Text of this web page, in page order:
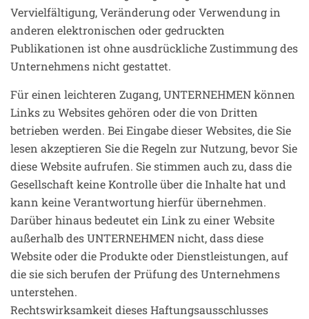
Vervielfältigung, Veränderung oder Verwendung in
anderen elektronischen oder gedruckten
Publikationen ist ohne ausdrückliche Zustimmung des
Unternehmens nicht gestattet.
Für einen leichteren Zugang, UNTERNEHMEN können
Links zu Websites gehören oder die von Dritten
betrieben werden. Bei Eingabe dieser Websites, die Sie
lesen akzeptieren Sie die Regeln zur Nutzung, bevor Sie
diese Website aufrufen. Sie stimmen auch zu, dass die
Gesellschaft keine Kontrolle über die Inhalte hat und
kann keine Verantwortung hierfür übernehmen.
Darüber hinaus bedeutet ein Link zu einer Website
außerhalb des UNTERNEHMEN nicht, dass diese
Website oder die Produkte oder Dienstleistungen, auf
die sie sich berufen der Prüfung des Unternehmens
unterstehen.
Rechtswirksamkeit dieses Haftungsausschlusses